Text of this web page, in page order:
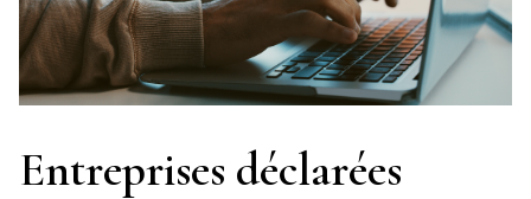
Entreprises déclarées